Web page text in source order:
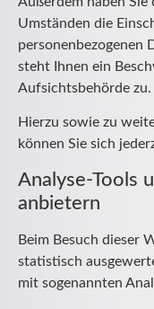
Umständen die
personenbezogenen
steht Ihnen ein
Aufsichtsbehörde zu.
Hierzu sowie zu
können Sie sich
Analyse-Tools
anbietern
Beim Besuch dieser
statistisch
mit sogenannten